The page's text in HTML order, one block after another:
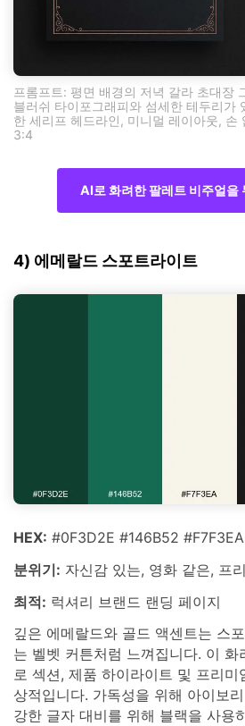
프롬프트: 평면 배경의 저녁 갈라 초대장
블러쉬 타이포그래피와 섬세한 테두리가
한 세리프 헤드라인, 미니멀 레이아웃,
3:4
AI로 화려한 팔레트 비주얼을
4) 에메랄드 스포트라이트
HEX: #0F3D2E #146B52
분위기: 자신감 있는, 영화 같은, 프
최적: 럭셔리 브랜드 랜딩 페이지
깊은 에메랄드와 골드 액센트는 스
는 벨벳 커튼처럼 느껴집니다. 이 화
로 섹션, 제품 하이라이트 및 프리미
상적입니다. 가독성을 위해 아이보
강한 글자 대비를 위해 블랙을 사용